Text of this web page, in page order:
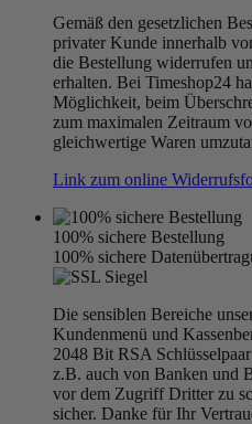
Gemäß den gesetzlichen
privater Kunde innerhalb
die Bestellung widerrufen
erhalten. Bei Timeshop24
Möglichkeit, beim
zum maximalen Zeitraum
gleichwertige Waren
Link zum online
100% sichere Bestellung
100% sichere
Die sensiblen Bereiche
Kundenmenü und
2048 Bit RSA
z.B. auch von Banken und
vor dem Zugriff Dritter zu
sicher. Danke für Ihr